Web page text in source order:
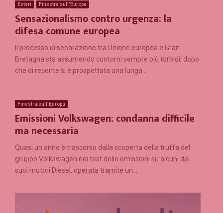
Esteri Finestra sull'Europa
Sensazionalismo contro urgenza: la
difesa comune europea
Il processo di separazione tra Unione europea e Gran
Bretagna sta assumendo contorni sempre più torbidi, dopo
che di recente si è prospettata una lunga...
Finestra sull'Europa
Emissioni Volkswagen: condanna difficile
ma necessaria
Quasi un anno è trascorso dalla scoperta della truffa del
gruppo Volkswagen nei test delle emissioni su alcuni dei
suoi motori Diesel, operata tramite un...